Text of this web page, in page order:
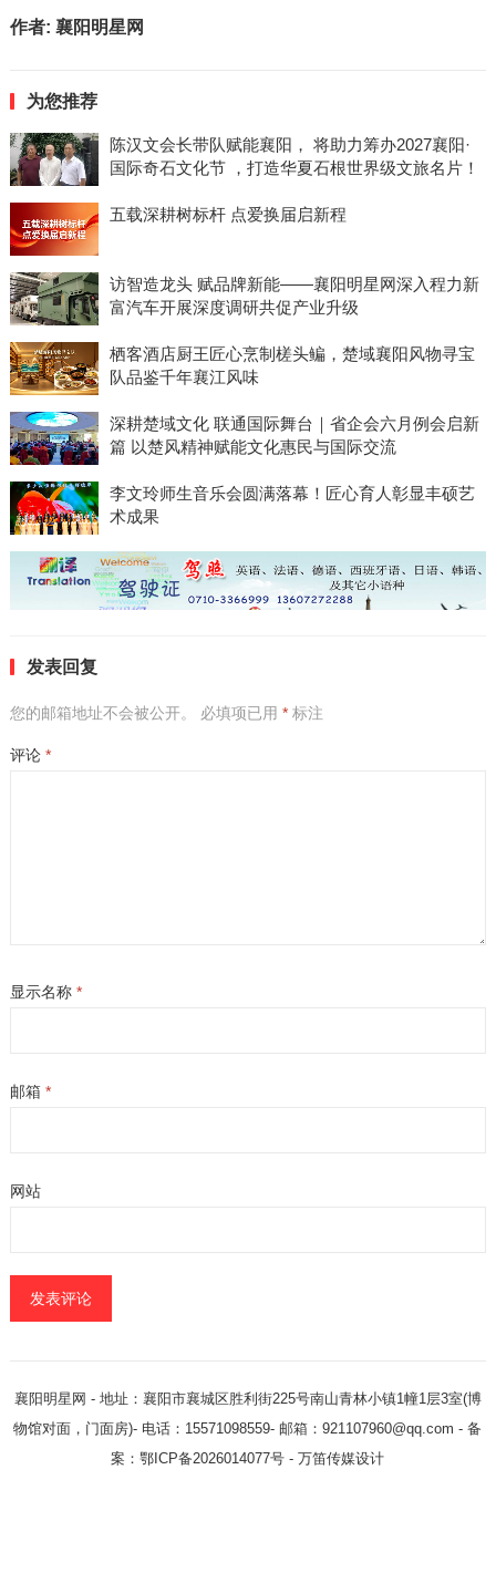
作者: 襄阳明星网
为您推荐
陈汉文会长带队赋能襄阳， 将助力筹办2027襄阳·
国际奇石文化节 ，打造华夏石根世界级文旅名片！
五载深耕树标杆 点爱换届启新程
访智造龙头 赋品牌新能——襄阳明星网深入程力新
富汽车开展深度调研共促产业升级
栖客酒店厨王匠心烹制槎头鳊，楚域襄阳风物寻宝
队品鉴千年襄江风味
深耕楚域文化 联通国际舞台｜省企会六月例会启新
篇 以楚风精神赋能文化惠民与国际交流
李文玲师生音乐会圆满落幕！匠心育人彰显丰硕艺
术成果
发表回复
您的邮箱地址不会被公开。 必填项已用 *标注
评论 *
显示名称 *
邮箱 *
网站
襄阳明星网 - 地址：襄阳市襄城区胜利街225号南山青林小镇1幢1层3室(博
物馆对面，门面房)- 电话：15571098559- 邮箱：921107960@qq.com - 备
案：鄂ICP备2026014077号 -万笛传媒设计